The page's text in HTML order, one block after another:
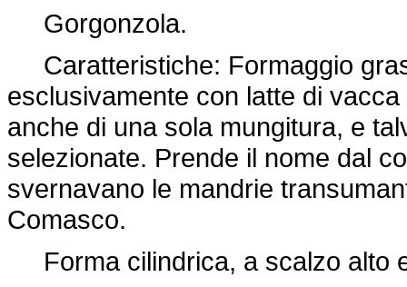
Gorgonzola.
Caratteristiche: Formaggio
esclusivamente con latte di
anche di una sola mungitura, e
selezionate. Prende il nome dal
svernavano le mandrie
Comasco.
Forma cilindrica, a scalzo alto